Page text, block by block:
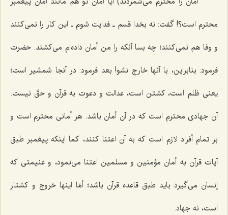
محترم است؟! گفت: نه بخدا قسم ـ فدایت شوم ـ این كار را نمى‌كنند
و وفا هم نمى‌كنند؛ چه بسا آنكه را من أمان داده‌ام مى‌كشند. حضرت
فرمود: بنابراین، با آنها خارج نشو! بعد فرمود: در آنجا شمشیر است؛
یعنى ظلم است، كشتن است، عدالت و دعوت به قرآن و حقّ نیست.
آن جهادى محترم است كه در آن أمان باشد. هر أمانى محترم است و
بر تمام أفراد لازم است كه به آن اعتنا كنند، كما اینكه پیغمبر طبق
آیات قرآن به أمان مؤمنین و مسلمین اعتنا مى‌نمود، و غنیمتى كه
إنسان مى‌گیرد باید طبق قاعده قرآن باشد؛ أمّا اینها خروج و كشتار
است، نه جهاد.